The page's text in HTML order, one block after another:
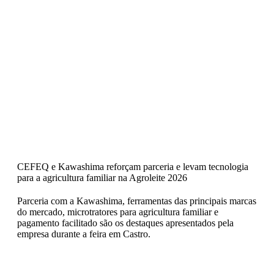
CEFEQ e Kawashima reforçam parceria e levam tecnologia
para a agricultura familiar na Agroleite 2026
Parceria com a Kawashima, ferramentas das principais marcas
do mercado, microtratores para agricultura familiar e
pagamento facilitado são os destaques apresentados pela
empresa durante a feira em Castro.